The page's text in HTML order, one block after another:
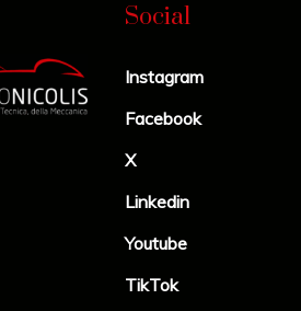
Social
Instagram
Facebook
X
Linkedin
Youtube
TikTok